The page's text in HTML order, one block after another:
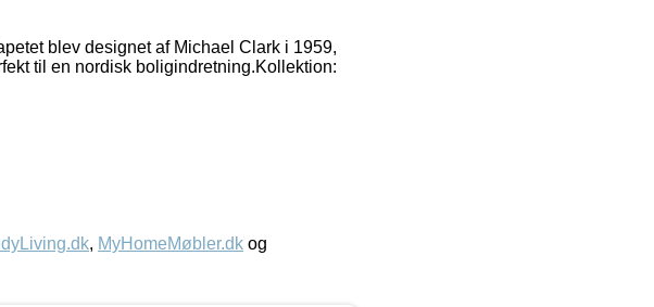
blev designet af Michael Clark i 1959,
til en nordisk boligindretning.Kollektion:
, MyHomeMøbler.dk og